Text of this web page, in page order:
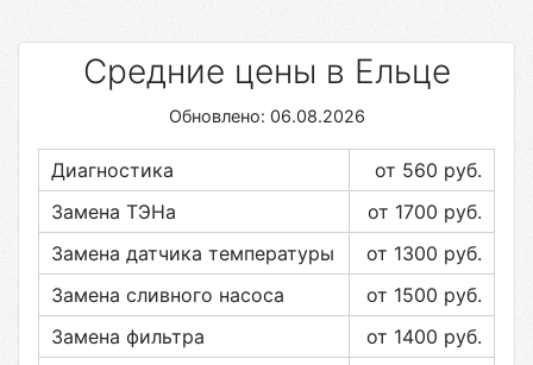
Средние цены в Ельце
Обновлено: 06.08.2026
Диагностика от 560 руб.
Замена ТЭНа
от 1700 руб.
Замена датчика температуры
от 1300 руб.
Замена сливного насоса
от 1500 руб.
Замена фильтра
от 1400 руб.